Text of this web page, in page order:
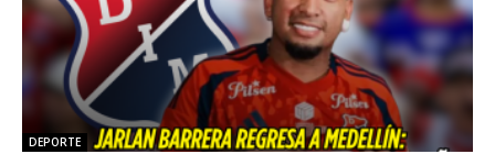
DEPORTE